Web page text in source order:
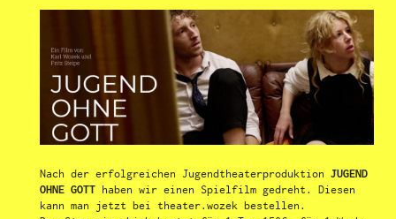
Nach der erfolgreichen Jugendtheaterproduktion JUGEND
OHNE GOTT haben wir einen Spielfilm gedreht. Diesen
kann man jetzt bei theater.wozek bestellen.